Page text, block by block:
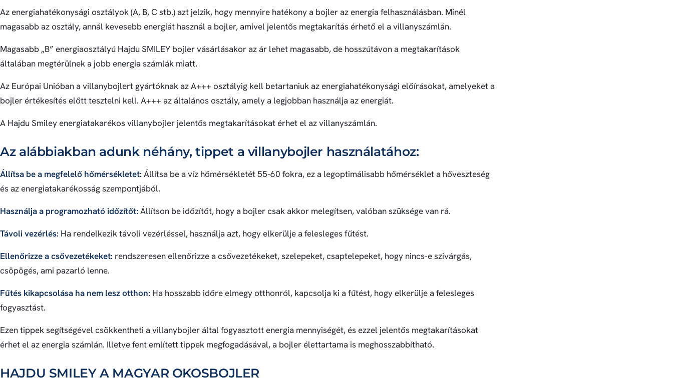
Az energiahatékonysági osztályok (A, B, C stb.) azt jelzik, hogy mennyire hatékony a bojler az energia felhasználásban. Minél
magasabb az osztály, annál kevesebb energiát használ a bojler, amivel jelentős megtakarítás érhető el a villanyszámlán.
Magasabb „B” energiaosztályú Hajdu SMILEY bojler vásárlásakor az ár lehet magasabb, de hosszútávon a megtakarítások
általában megtérülnek a jobb energia számlák miatt.
Az Európai Unióban a villanybojlert gyártóknak az A+++ osztályig kell betartaniuk az energiahatékonysági előírásokat, amelyeket a
bojler értékesítés előtt tesztelni kell. A+++ az általános osztály, amely a legjobban használja az energiát.
A Hajdu Smiley energiatakarékos villanybojler jelentős megtakarításokat érhet el az villanyszámlán.
Az alábbiakban adunk néhány, tippet a villanybojler használatához:
Állítsa be a megfelelő hőmérsékletet:Állítsa be a víz hőmérsékletét 55-60 fokra, ez a legoptimálisabb hőmérséklet a hőveszteség
és az energiatakarékosság szempontjából.
Használja a programozható időzítőt:Állítson be időzítőt, hogy a bojler csak akkor melegítsen, valóban szüksége van rá.
Távoli vezérlés: Ha rendelkezik távoli vezérléssel, használja azt, hogy elkerülje a felesleges fűtést.
Ellenőrizze a csővezetékeket: rendszeresen ellenőrizze a csővezetékeket, szelepeket, csaptelepeket, hogy nincs-e szivárgás,
csöpögés, ami pazarló lenne.
Fűtés kikapcsolása ha nem lesz otthon: Ha hosszabb időre elmegy otthonról, kapcsolja ki a fűtést, hogy elkerülje a felesleges
fogyasztást.
Ezen tippek segítségével csökkentheti a villanybojler által fogyasztott energia mennyiségét, és ezzel jelentős megtakarításokat
érhet el az energia számlán. Illetve fent említett tippek megfogadásával, a bojler élettartama is meghosszabbítható.
HAJDU SMILEY A MAGYAR OKOSBOJLER